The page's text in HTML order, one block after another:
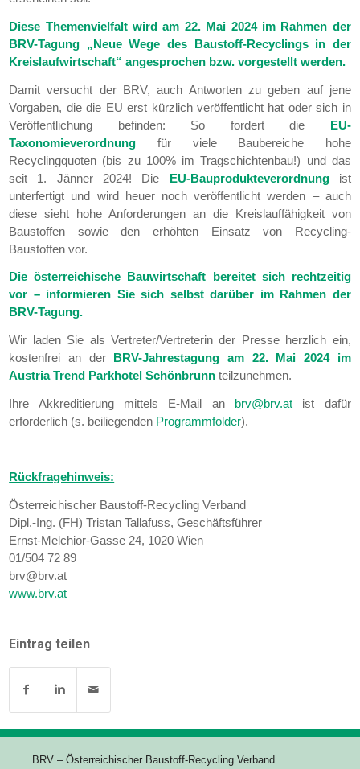
Diese Themenvielfalt wird am 22. Mai 2024 im Rahmen der
BRV-Tagung „Neue Wege des Baustoff-Recyclings in der
Kreislaufwirtschaft“ angesprochen bzw. vorgestellt werden.
Damit versucht der BRV, auch Antworten zu geben auf jene
Vorgaben, die die EU erst kürzlich veröffentlicht hat oder sich in
Veröffentlichung befinden: So fordert die EU-
Taxonomieverordnung für viele Baubereiche hohe
Recyclingquoten (bis zu 100% im Tragschichtenbau!) und das
seit 1. Jänner 2024! Die EU-Bauprodukteverordnungist
unterfertigt und wird heuer noch veröffentlicht werden – auch
diese sieht hohe Anforderungen an die Kreislauffähigkeit von
Baustoffen sowie den erhöhten Einsatz von Recycling-
Baustoffen vor.
Die österreichische Bauwirtschaft bereitet sich rechtzeitig
vor – informieren Sie sich selbst darüber im Rahmen der
BRV-Tagung.
Wir laden Sie als Vertreter/Vertreterin der Presse herzlich ein,
kostenfrei an der BRV-Jahrestagung am 22. Mai 2024 im
Austria Trend Parkhotel Schönbrunn teilzunehmen.
Ihre Akkreditierung mittels E-Mail an brv@brv.at ist dafür
erforderlich (s. beiliegenden Programmfolder).
Rückfragehinweis:
Österreichischer Baustoff-Recycling Verband
Dipl.-Ing. (FH) Tristan Tallafuss, Geschäftsführer
Ernst-Melchior-Gasse 24, 1020 Wien
01/504 72 89
brv@brv.at
www.brv.at
Eintrag teilen
BRV – Österreichischer Baustoff-Recycling Verband